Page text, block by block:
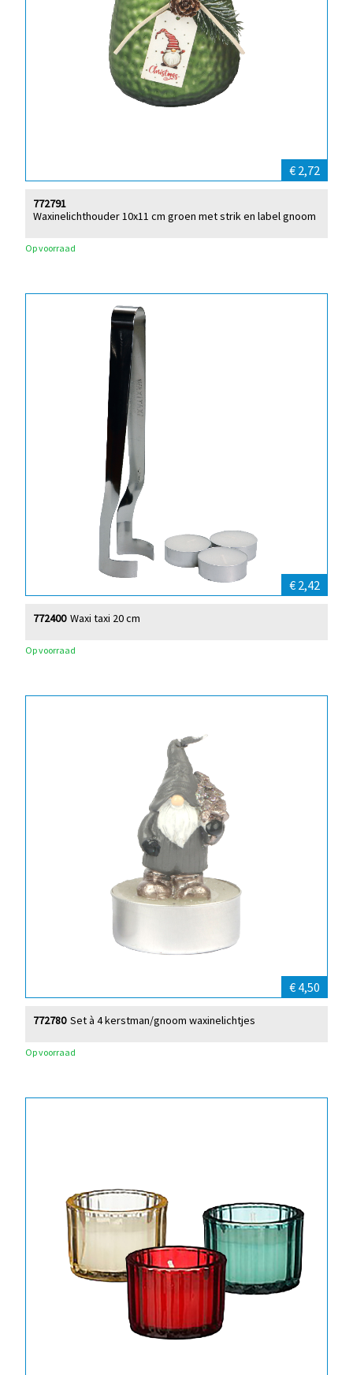
€ 2,72
Waxinelichthouder 10x11 cm groen met strik en label gnoom
772791
Op voorraad
€ 2,42
Waxi taxi 20 cm
772400
Op voorraad
€ 4,50
Set à 4 kerstman/gnoom waxinelichtjes
772780
Op voorraad